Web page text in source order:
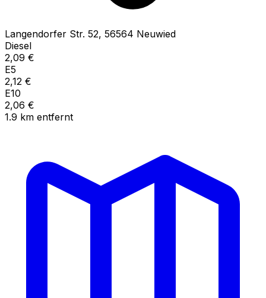
Langendorfer Str. 52, 56564 Neuwied
Diesel
2,09 €
E5
2,12 €
E10
2,06 €
1.9 km entfernt